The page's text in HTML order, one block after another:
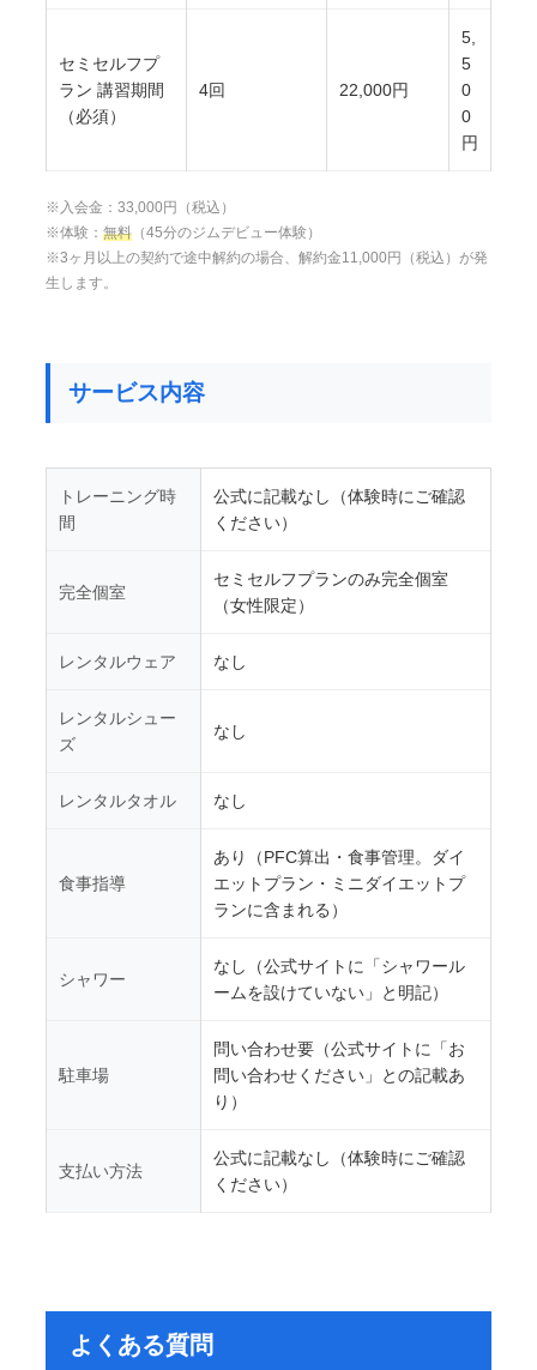
セミセルフプ
ラン 講習期間
（必須）
4回 22,000円
5,
5
0
0
円
※入会金：33,000円（税込）
※体験： 無料（45分のジムデビュー体験）
※3ヶ月以上の契約で途中解約の場合、解約金11,000円（税込）が発
生します。
サービス内容
トレーニング時
間
公式に記載なし（体験時にご確認
ください）
完全個室
セミセルフプランのみ完全個室
（女性限定）
レンタルウェア なし
レンタルシュー
ズ
なし
レンタルタオル なし
食事指導
あり（PFC算出・食事管理。ダイ
エットプラン・ミニダイエットプ
ランに含まれる）
シャワー
なし（公式サイトに「シャワール
ームを設けていない」と明記）
駐車場
問い合わせ要（公式サイトに「お
問い合わせください」との記載あ
り）
支払い方法
公式に記載なし（体験時にご確認
ください）
よくある質問